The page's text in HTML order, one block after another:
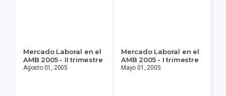
Mercado Laboral en el
AMB 2005 - II trimestre
Agosto 01, 2005
Mercado Laboral en el
AMB 2005 - I trimestre
Mayo 01, 2005